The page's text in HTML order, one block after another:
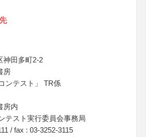
神田多町2-2
房
ンテスト」 TR係
房内
テスト実行委員会事務局
/ fax : 03-3252-3115